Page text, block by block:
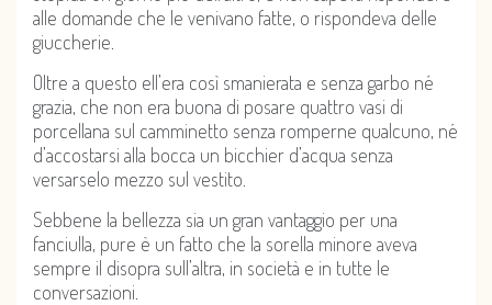
alle domande che le venivano fatte, o rispondeva delle
giuccherie.
Oltre a questo ell’era così smanierata e senza garbo né
grazia, che non era buona di posare quattro vasi di
porcellana sul camminetto senza romperne qualcuno, né
d’accostarsi alla bocca un bicchier d’acqua senza
versarselo mezzo sul vestito.
Sebbene la bellezza sia un gran vantaggio per una
fanciulla, pure è un fatto che la sorella minore aveva
sempre il disopra sull’altra, in società e in tutte le
conversazioni.